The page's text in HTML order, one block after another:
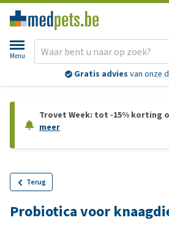
Menu
Gratis advies van onze
Trovet Week: tot -15% korting
meer
Terug
Probiotica voor